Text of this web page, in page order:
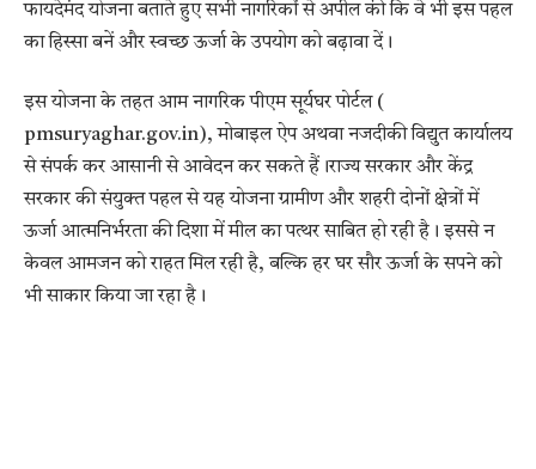
फायदेमंद योजना बताते हुए सभी नागरिकों से अपील की कि वे भी इस पहल
का हिस्सा बनें और स्वच्छ ऊर्जा के उपयोग को बढ़ावा दें।
इस योजना के तहत आम नागरिक पीएम सूर्यघर पोर्टल (
pmsuryaghar.gov.in), मोबाइल ऐप अथवा नजदीकी विद्युत कार्यालय
से संपर्क कर आसानी से आवेदन कर सकते हैं।राज्य सरकार और केंद्र
सरकार की संयुक्त पहल से यह योजना ग्रामीण और शहरी दोनों क्षेत्रों में
ऊर्जा आत्मनिर्भरता की दिशा में मील का पत्थर साबित हो रही है। इससे न
केवल आमजन को राहत मिल रही है, बल्कि हर घर सौर ऊर्जा के सपने को
भी साकार किया जा रहा है।